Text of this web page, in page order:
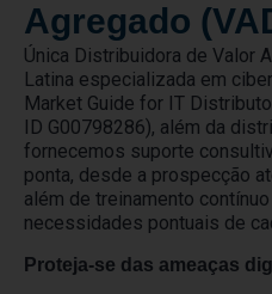
Agregado
Única Distribuidora de Valor
Latina especializada em
Market Guide for IT
ID G00798286), além da
fornecemos suporte
ponta, desde a prospecção
além de treinamento
necessidades pontuais de
Proteja-se das ameaças